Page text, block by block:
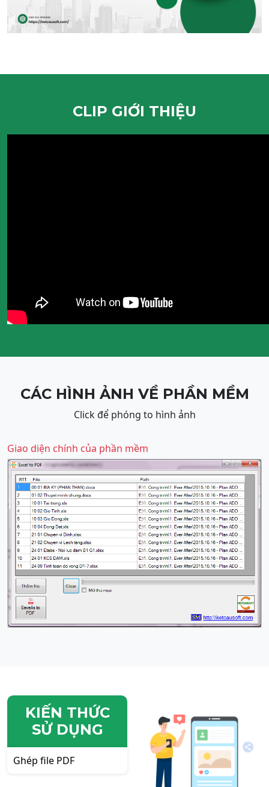
CLIP GIỚI THIỆU
CÁC HÌNH ẢNH VỀ PHẦN MỀM
Click để phóng to hình ảnh
Giao diện chính của phần mềm
KIẾN THỨC
SỬ DỤNG
Ghép file PDF